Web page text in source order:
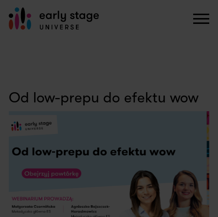
Od low-prepu do efektu wow